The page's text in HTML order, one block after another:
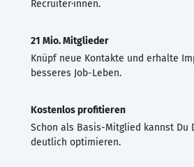
Recruiter·innen.
21 Mio. Mitglieder
Knüpf neue Kontakte und erhalte
besseres Job-Leben.
Kostenlos profitieren
Schon als Basis-Mitglied kannst Du
deutlich optimieren.